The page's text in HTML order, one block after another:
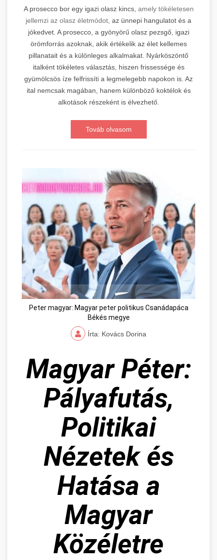
A prosecco bor egy igazi olasz kincs, amely tökéletesen
jellemzi az olasz életmódot, az ünnepi hangulatot és a
jókedvet. A prosecco, a gyönyörű olasz pezsgő, igazi
örömforrás azoknak, akik értékelik az élet kellemes
pillanatait és a különleges alkalmakat. Nyárköszöntő
italként tökéletes választás, hiszen frissessége és
gyümölcsös íze felfrissíti a legmelegebb napokon is. Az
ital nemcsak magában, hanem különböző koktélok és
alkotások részeként is élvezhető.
Továb olvasom
Peter magyar: Magyar peter politikus Csanádapáca
Békés megye
Írta: Kovács Dorina
Magyar Péter:
Pályafutás,
Politikai
Nézetek és
Hatása a
Magyar
Közéletre